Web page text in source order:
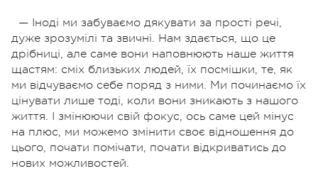
— Іноді ми забуваємо дякувати за прості речі,
дуже зрозумілі та звичні. Нам здається, що це
дрібниці, але саме вони наповнюють наше життя
щастям: сміх близьких людей, їх посмішки, те, як
ми відчуваємо себе поряд з ними. Ми починаємо їх
цінувати лише тоді, коли вони зникають з нашого
життя. І змінюючи свій фокус, ось саме цей мінус
на плюс, ми можемо змінити своє відношення до
цього, почати помічати, почати відкриватись до
нових можливостей.